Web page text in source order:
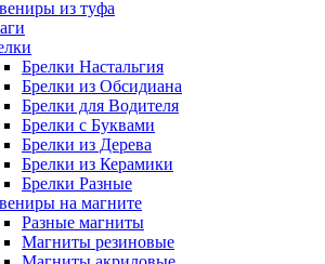
из туфа
Брелки Настальгия
Брелки из Обсидиана
Брелки для Водителя
Брелки с Буквами
Брелки из Дерева
Брелки из Керамики
Брелки Разные
на магните
Разные магниты
Магниты резиновые